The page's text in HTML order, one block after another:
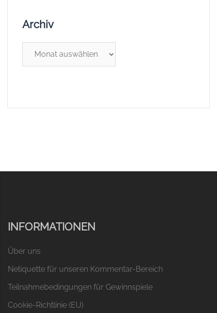
Archiv
INFORMATIONEN
Über uns
Netiquette für unseren Kommentar-Bereich
Teilnahmebedingungen für Gewinnspiele
Cookie-Richtlinie (EU)